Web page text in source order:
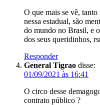
O que mais se vê,
nessa estadual, são
do mundo no Brasil, e
dos seus queridinhos,
Responder
General Tigrao disse:
01/09/2021 às 16:41
O circo desse
contrato público ?